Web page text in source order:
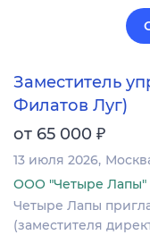
Заместитель
Филатов Луг)
от 65 000 ₽
13 июля 2026
ООО "Четыре Лапы"
Четыре Лапы
(заместителя